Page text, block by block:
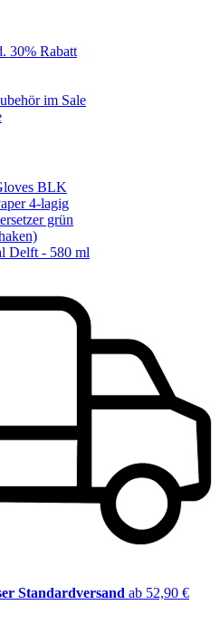
30% Rabatt
im Sale
BLK
4-lagig
grün
Delft - 580 ml
Standardversand ab 52,90 €